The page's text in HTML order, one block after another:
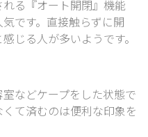
る『オート開閉』機能
です。 直接触らずに開
じる人が多いようです。
室などケープをした状態で
て済むのは便利な印象を